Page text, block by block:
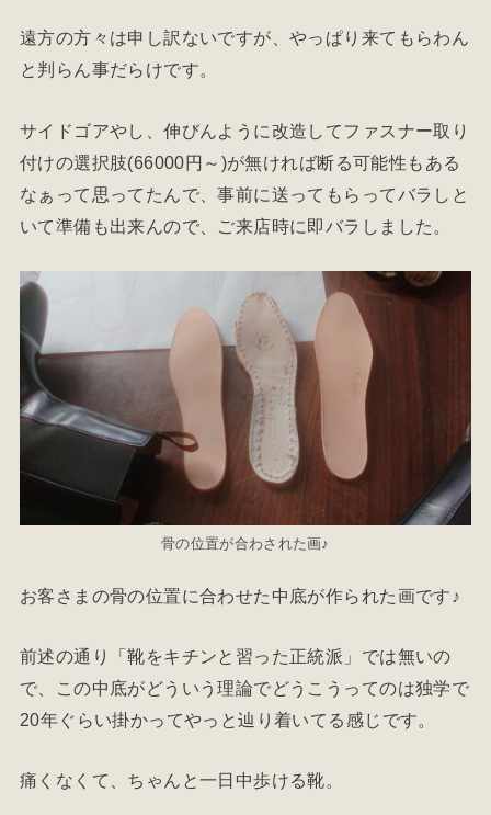
遠方の方々は申し訳ないですが、やっぱり来てもらわん
と判らん事だらけです。
サイドゴアやし、伸びんように改造してファスナー取り
付けの選択肢(66000円～)が無ければ断る可能性もある
なぁって思ってたんで、事前に送ってもらってバラしと
いて準備も出来んので、ご来店時に即バラしました。
骨の位置が合わされた画♪
お客さまの骨の位置に合わせた中底が作られた画です♪
前述の通り「靴をキチンと習った正統派」では無いの
で、この中底がどういう理論でどうこうってのは独学で
20年ぐらい掛かってやっと辿り着いてる感じです。
痛くなくて、ちゃんと一日中歩ける靴。